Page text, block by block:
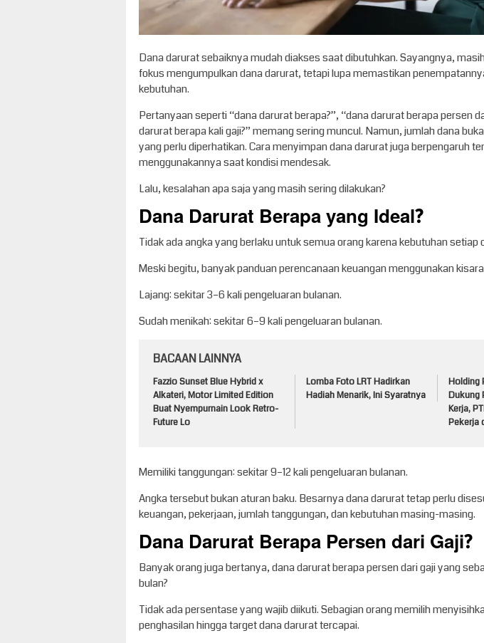
Dana darurat sebaiknya mudah diakses saat dibutuhkan. Sayangnya,
fokus mengumpulkan dana darurat, tetapi lupa memastikan
kebutuhan.
Pertanyaan seperti “dana darurat berapa?”, “dana darurat berapa persen
darurat berapa kali gaji?” memang sering muncul. Namun, jumlah dana
yang perlu diperhatikan. Cara menyimpan dana darurat juga berpengaruh
menggunakannya saat kondisi mendesak.
Lalu, kesalahan apa saja yang masih sering dilakukan?
Dana Darurat Berapa yang Ideal?
Tidak ada angka yang berlaku untuk semua orang karena kebutuhan setiap
Meski begitu, banyak panduan perencanaan keuangan menggunakan
Lajang: sekitar 3–6 kali pengeluaran bulanan.
Sudah menikah: sekitar 6–9 kali pengeluaran bulanan.
BACAAN LAINNYA
Fazzio Sunset Blue Hybrid x
Alkateri, Motor Limited Edition
Buat Nyempurnain Look Retro-
Future Lo
Lomba Foto LRT Hadirkan
Hadiah Menarik, Ini Syaratnya
Holding
Dukung
Kerja,
Pekerja
Memiliki tanggungan: sekitar 9–12 kali pengeluaran bulanan.
Angka tersebut bukan aturan baku. Besarnya dana darurat tetap perlu
keuangan, pekerjaan, jumlah tanggungan, dan kebutuhan masing-masing.
Dana Darurat Berapa Persen dari Gaji?
Banyak orang juga bertanya, dana darurat berapa persen dari gaji yang
bulan?
Tidak ada persentase yang wajib diikuti. Sebagian orang memilih
penghasilan hingga target dana darurat tercapai.